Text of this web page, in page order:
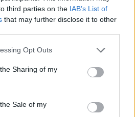
third parties on the IAB’s List of
that may further disclose it to other
app uses one or more Google
usage behaviour. You may click to
and its third-party tags to
purposes in below Google
Opt Outs
Sharing of my
Sale of my
posturas de sus
Trump, especialmente en…